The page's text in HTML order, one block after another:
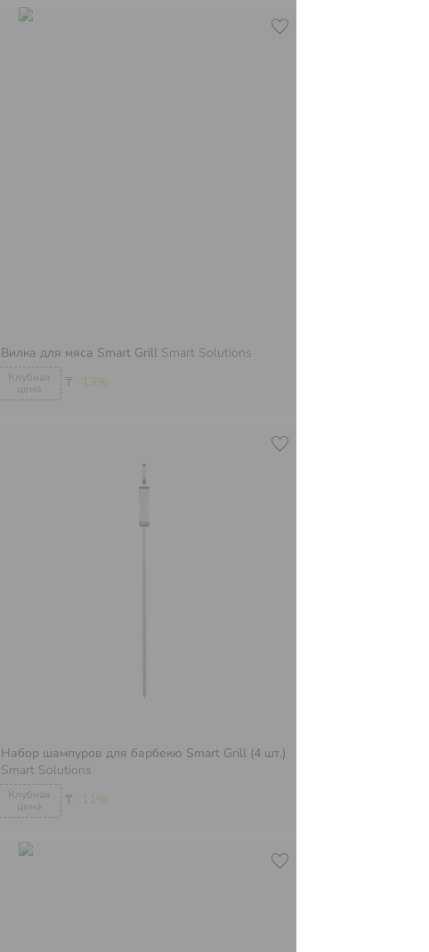
₸ -13%
Вилка для мяса Smart Grill Smart Solutions
₸ -11%
Набор шампуров для барбекю Smart Grill (4 шт.)
Smart Solutions